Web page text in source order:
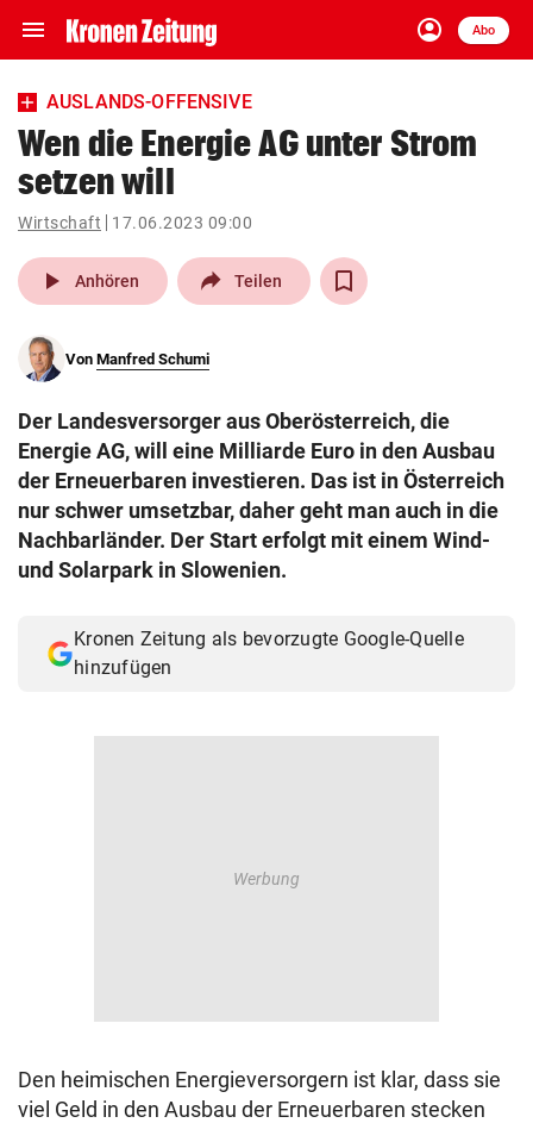
menu Navigation
ein-/ausklappen
account_circle
Anmelden
Abo
close Schließen
account_circle Anmelden
pin_drop
Wien arrow_right
search
eingeben
© Krone Multimedia GmbH & Co KG 2026
Muthgasse 2, 1190 Wien
AUSLANDS-OFFENSIVE
Wen die Energie AG unter Strom
setzen will
Wirtschaft 17.06.2023 09:00
play_arrow Anhören Teilen
Von Manfred Schumi
Der Landesversorger aus Oberösterreich, die
Energie AG, will eine Milliarde Euro in den Ausbau
der Erneuerbaren investieren. Das ist in Österreich
nur schwer umsetzbar, daher geht man auch in die
Nachbarländer. Der Start erfolgt mit einem Wind-
und Solarpark in Slowenien.
Kronen Zeitung als bevorzugte Google-Quelle
hinzufügen
Den heimischen Energieversorgern ist klar, dass sie
viel Geld in den Ausbau der Erneuerbaren stecken